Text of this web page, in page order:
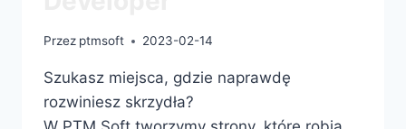
Przez ptmsoft 2023-02-14
Szukasz miejsca, gdzie naprawdę
rozwiniesz skrzydła?